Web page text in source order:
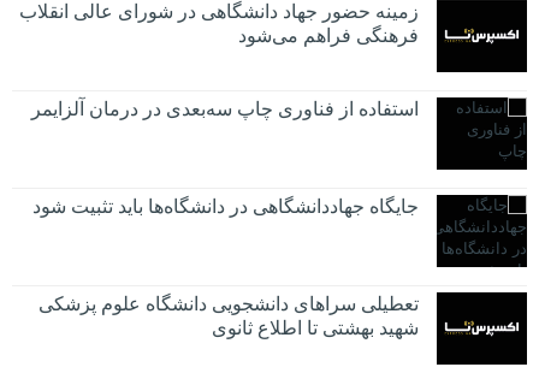
زمینه حضور جهاد دانشگاهی در شورای عالی انقلاب
فرهنگی فراهم می‌شود
استفاده از فناوری چاپ سه‌بعدی در درمان آلزایمر
جایگاه جهاددانشگاهی در دانشگاه‌ها باید تثبیت شود
تعطیلی سراهای دانشجویی دانشگاه علوم پزشکی
شهید بهشتی تا اطلاع ثانوی